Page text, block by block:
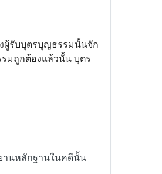
ผู้รับบุตรบุญธรรมนั้นจัก
มถูกต้องแล้วนั้น บุตร
านหลักฐานในคดีนั้น